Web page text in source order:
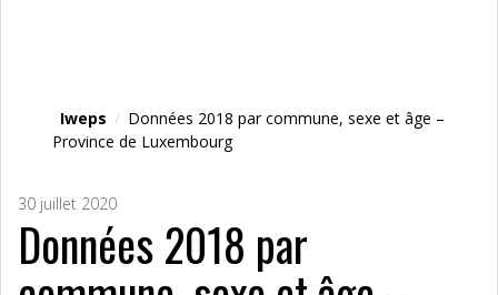
Iweps / Données 2018 par commune, sexe et âge –
Province de Luxembourg
30 juillet 2020
Données 2018 par